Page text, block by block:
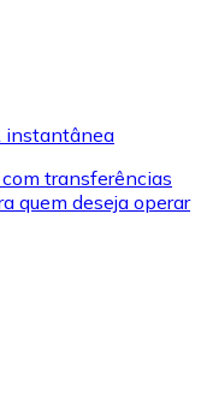
instantânea
transferências
quem deseja operar